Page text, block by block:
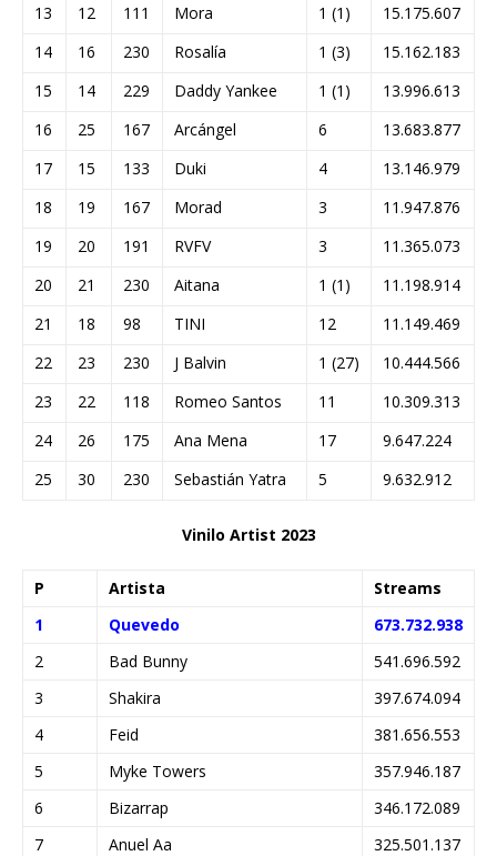
13
12 111 Mora 1 (1)
15.175.607
14
16 230 Rosalía 1 (3)
15.162.183
15
14 229 Daddy Yankee 1 (1)
13.996.613
16
25 167 Arcángel 6
13.683.877
17
15 133 Duki 4
13.146.979
18
19 167 Morad 3
11.947.876
19
20 191 RVFV 3
11.365.073
20
21 230 Aitana 1 (1)
11.198.914
21
18 98 TINI 12
11.149.469
22
23 230 J Balvin 1 (27)
10.444.566
23
22 118 Romeo Santos 11
10.309.313
24
26 175 Ana Mena 17
9.647.224
25
30 230 Sebastián Yatra 5 9.632.912
Vinilo Artist 2023
P Artista
Streams
1
Quevedo
673.732.938
2
Bad Bunny
541.696.592
3
Shakira
397.674.094
4
Feid
381.656.553
5
Myke Towers
357.946.187
6
Bizarrap
346.172.089
7
Anuel Aa
325.501.137